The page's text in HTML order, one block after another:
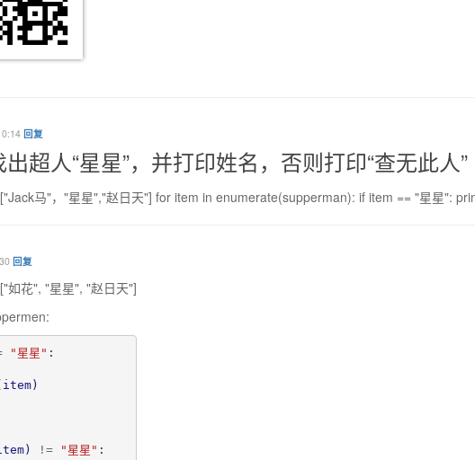
回复
超人“星星”，并打印姓名，否则打印“查无此人”
马"，"星星","赵日天"] for item in enumerate(supperman): if item == "星星":
回复
如花", "星星", "赵日天"]
"星星 " :
item)
) != "星星 " :